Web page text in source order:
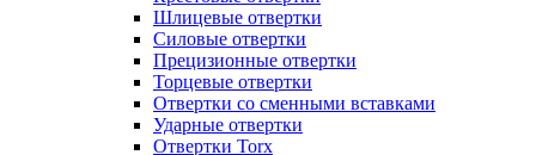
Шлицевые отвертки
Силовые отвертки
Прецизионные отвертки
Торцевые отвертки
Отвертки со сменными вставками
Ударные отвертки
Отвертки Torx